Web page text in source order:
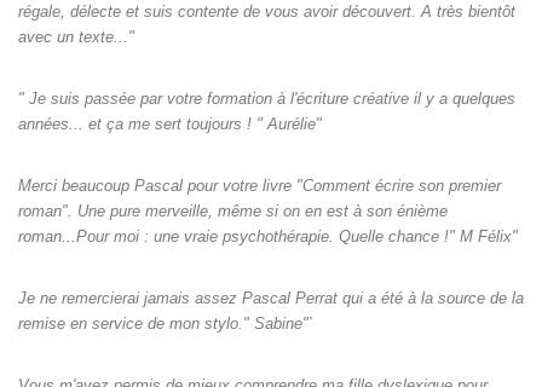
régale, délecte et suis contente de vous avoir découvert. A très bientôt
avec un texte..."
" Je suis passée par votre formation à l'écriture créative il y a quelques
années... et ça me sert toujours ! " Aurélie"
Merci beaucoup Pascal pour votre livre "Comment écrire son premier
roman". Une pure merveille, même si on en est à son énième
roman...Pour moi : une vraie psychothérapie. Quelle chance !" M Félix"
Je ne remercierai jamais assez Pascal Perrat qui a été à la source de la
remise en service de mon stylo." Sabine"`